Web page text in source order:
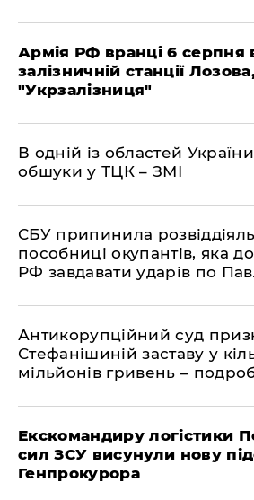
Армія РФ вранці 6 серпня
залізничній станції
"Укрзалізниця"
В одній із областей
обшуки у ТЦК – ЗМІ
СБУ припинила
пособниці окупантів, яка
РФ завдавати ударів по
Антикорупційний суд
Стефанішиній заставу у
мільйонів гривень –
Екскомандиру логістики
сил ЗСУ висунули нову
Генпрокурора